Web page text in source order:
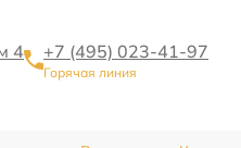
4 +7 (495) 023-41-97
Горячая линия